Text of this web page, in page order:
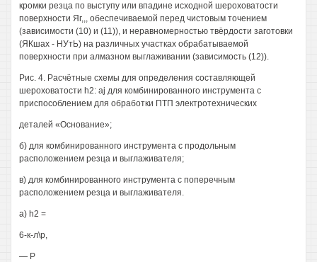
кромки резца по выступу или впадине исходной шероховатости
поверхности Яг,,, обеспечиваемой перед чистовым точением
(зависимости (10) и (11)), и неравномерностью твёрдости заготовки
(ЯКшах - НУтЬ) на различных участках обрабатываемой
поверхности при алмазном выглаживании (зависимость (12)).
Рис. 4. Расчётные схемы для определения составляющей
шероховатости h2: аj для комбинированного инструмента с
приспособлением для обработки ПТП электротехнических
деталей «Основание»;
б) для комбинированного инструмента с продольным
расположением резца и выглаживателя;
в) для комбинированного инструмента с поперечным
расположением резца и выглаживателя.
а) h2 =
6-к-л\р,
— Р